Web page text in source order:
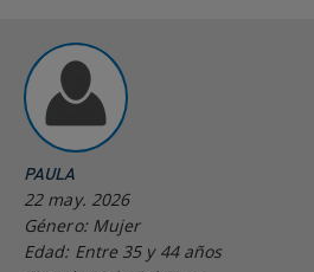
PAULA
22 may. 2026
Género: Mujer
Edad: Entre 35 y 44 años